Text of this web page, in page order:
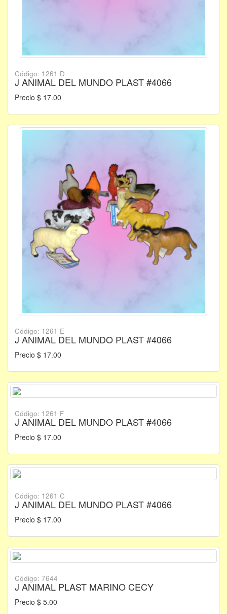
Código: 1261 D
J ANIMAL DEL MUNDO PLAST #4066
Precio $ 17.00
Código: 1261 E
J ANIMAL DEL MUNDO PLAST #4066
Precio $ 17.00
Código: 1261 F
J ANIMAL DEL MUNDO PLAST #4066
Precio $ 17.00
Código: 1261 C
J ANIMAL DEL MUNDO PLAST #4066
Precio $ 17.00
Código: 7644
J ANIMAL PLAST MARINO CECY
Precio $ 5.00